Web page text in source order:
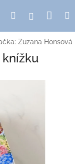
HledatPřihlášení
Zuzana Honsová
knížku